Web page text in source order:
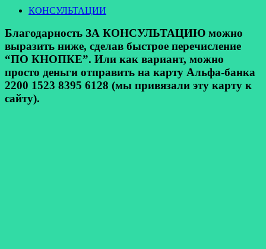
КОНСУЛЬТАЦИИ
Благодарность ЗА КОНСУЛЬТАЦИЮ можно
выразить ниже, сделав быстрое перечисление
“ПО КНОПКЕ”. Или как вариант, можно
просто деньги отправить на карту Альфа-банка
2200 1523 8395 6128 (мы привязали эту карту к
сайту).